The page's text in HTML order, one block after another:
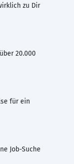
zu Dir
20.000
für ein
Job-Suche